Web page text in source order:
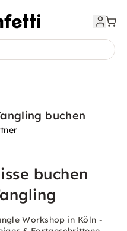
buchen
buchen
Workshop in Köln -